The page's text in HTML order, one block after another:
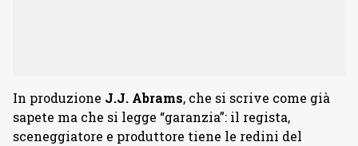
In produzione J.J. Abrams, che si scrive come già
sapete ma che si legge “garanzia”: il regista,
sceneggiatore e produttore tiene le redini del